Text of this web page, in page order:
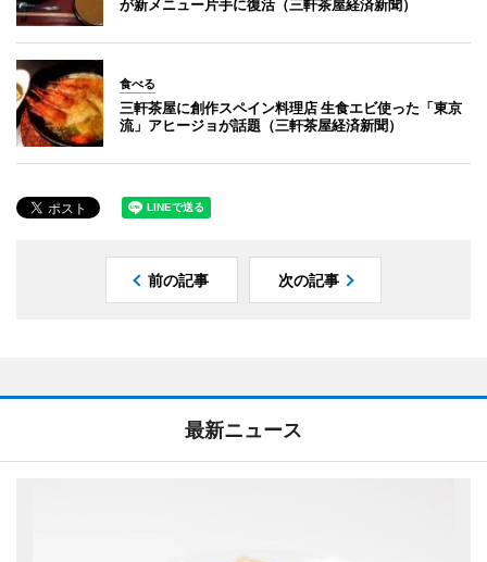
が新メニュー片手に復活（三軒茶屋経済新聞）
食べる
三軒茶屋に創作スペイン料理店 生食エビ使った「東京
流」アヒージョが話題（三軒茶屋経済新聞）
前の記事 次の記事
最新ニュース